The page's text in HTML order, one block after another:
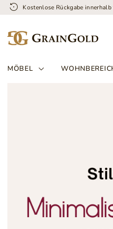
Kostenlose Rückgabe innerhalb
MÖBEL